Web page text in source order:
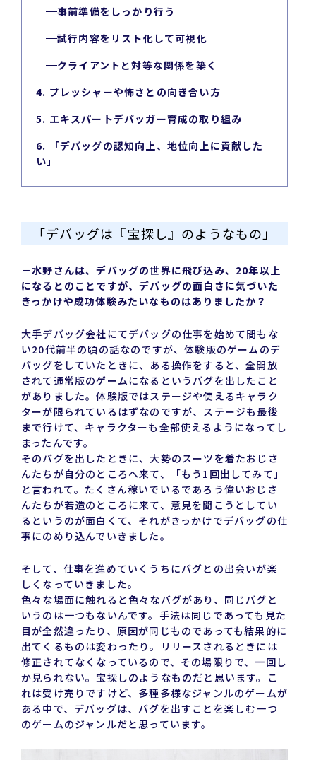
事前準備をしっかり行う
試行内容をリスト化して可視化
クライアントと対等な関係を築く
4. プレッシャーや怖さとの向き合い方
5. エキスパートデバッガー育成の取り組み
6. 「デバッグの認知向上、地位向上に貢献した
い」
「デバッグは『宝探し』のようなもの」
－水野さんは、デバッグの世界に飛び込み、20年以上
になるとのことですが、デバッグの面白さに気づいた
きっかけや成功体験みたいなものはありましたか？
大手デバッグ会社にてデバッグの仕事を始めて間もな
い20代前半の頃の話なのですが、体験版のゲームのデ
バッグをしていたときに、ある操作をすると、全開放
されて通常版のゲームになるというバグを出したこと
がありました。体験版ではステージや使えるキャラク
ターが限られているはずなのですが、ステージも最後
まで行けて、キャラクターも全部使えるようになってし
まったんです。
そのバグを出したときに、大勢のスーツを着たおじさ
んたちが自分のところへ来て、「もう1回出してみて」
と言われて。たくさん稼いでいるであろう偉いおじさ
んたちが若造のところに来て、意見を聞こうとしてい
るというのが面白くて、それがきっかけでデバッグの仕
事にのめり込んでいきました。
そして、仕事を進めていくうちにバグとの出会いが楽
しくなっていきました。
色々な場面に触れると色々なバグがあり、同じバグと
いうのは一つもないんです。手法は同じであっても見た
目が全然違ったり、原因が同じものであっても結果的に
出てくるものは変わったり。リリースされるときには
修正されてなくなっているので、その場限りで、一回し
か見られない。宝探しのようなものだと思います。こ
れは受け売りですけど、多種多様なジャンルのゲームが
ある中で、デバッグは、バグを出すことを楽しむ一つ
のゲームのジャンルだと思っています。